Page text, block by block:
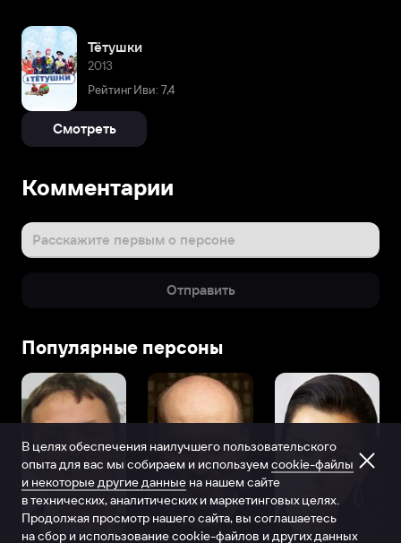
Тётушки
2013
Рейтинг Иви: 7,4
Смотреть
Комментарии
Расскажите первым о персоне
Отправить
Популярные персоны
В целях обеспечения наилучшего пользовательского
опыта для вас мы собираем и используем cookie-файлы
и некоторые другие данные на нашем сайте
в технических, аналитических и маркетинговых целях.
Продолжая просмотр нашего сайта, вы соглашаетесь
на сбор и использование cookie-файлов и других данных